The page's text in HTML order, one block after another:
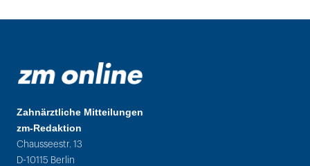
Zahnärztliche Mitteilungen
zm-Redaktion
Chausseestr. 13
D-10115 Berlin